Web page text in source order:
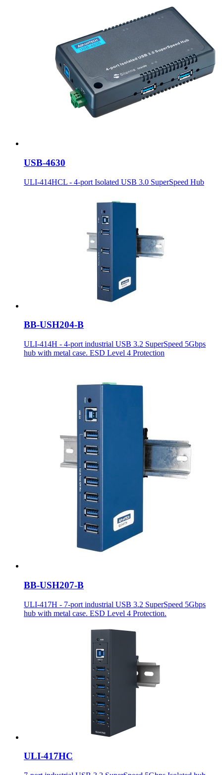
USB-4630
ULI-414HCL - 4-port Isolated USB 3.0 SuperSpeed Hub
BB-USH204-B
ULI-414H - 4-port industrial USB 3.2 SuperSpeed 5Gbps
hub with metal case. ESD Level 4 Protection
BB-USH207-B
ULI-417H - 7-port industrial USB 3.2 SuperSpeed 5Gbps
hub with metal case. ESD Level 4 Protection.
ULI-417HC